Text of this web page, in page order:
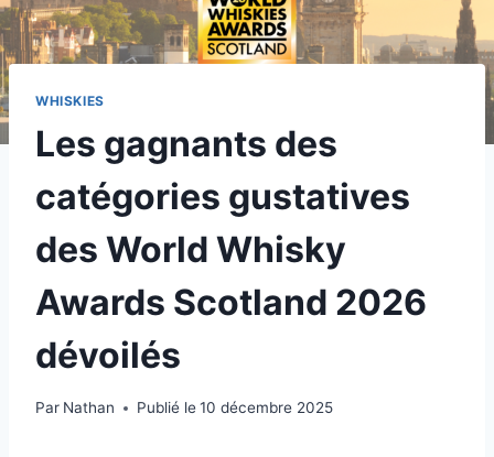
WHISKIES
Les gagnants des
catégories gustatives
des World Whisky
Awards Scotland 2026
dévoilés
Par Nathan Publié le 10 décembre 2025